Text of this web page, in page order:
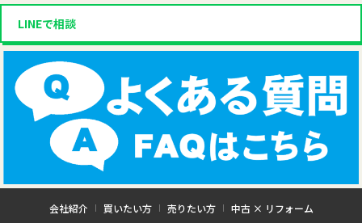
LINEで相談
会社紹介 買いたい方 売りたい方
中古 × リフォーム